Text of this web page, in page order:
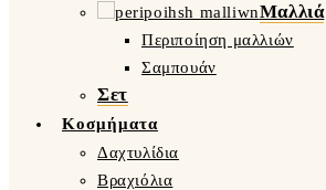
Μαλλιά
Περιποίηση μαλλιών
Σαμπουάν
Σετ
Κοσμήματα
Δαχτυλίδια
Βραχιόλια